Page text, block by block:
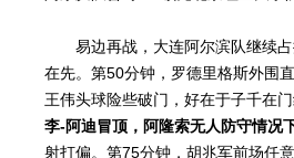
易边再战，大连阿尔滨队继续占
在先。第50分钟，罗德里格斯外围
王伟头球险些破门，好在于子千在门
李-阿迪冒顶，阿隆索无人防守情况
射打偏。第75分钟，胡兆军前场任